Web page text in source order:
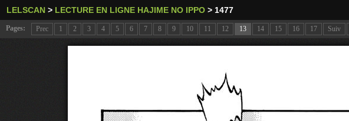
LELSCAN > LECTURE EN LIGNE HAJIME NO IPPO > 1477
Pages: Prec 1 2 3 4 5 6 7 8 9 10 11 12 13 14 15 16 17 Suiv